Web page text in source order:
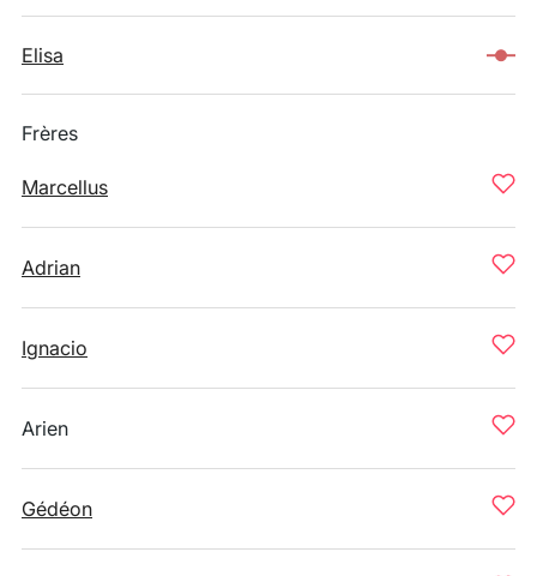
Elisa
Frères
Marcellus
Adrian
Ignacio
Arien
Gédéon